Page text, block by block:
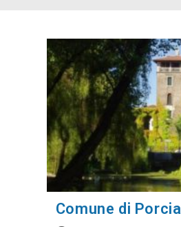
Comune di Porcia